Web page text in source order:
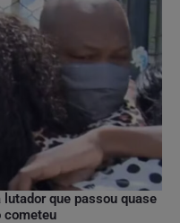
que passou quase
cometeu